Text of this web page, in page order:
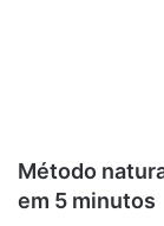
Método
em 5 minutos